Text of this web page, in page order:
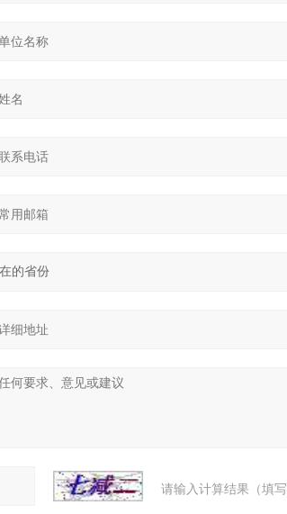
请输入计算结果（填